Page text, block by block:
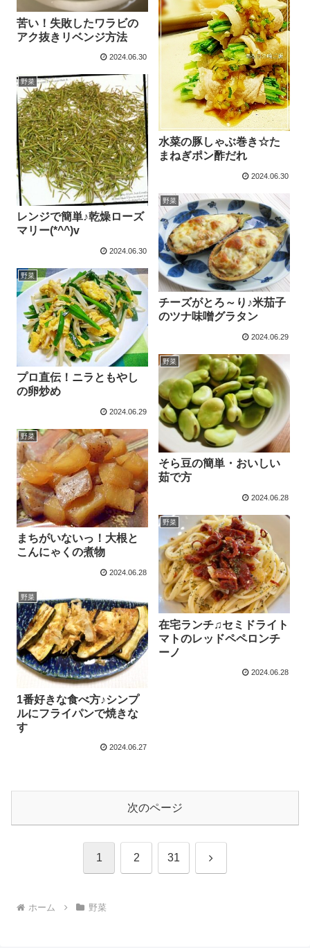
苦い！失敗したワラビの
アク抜きリベンジ方法
2024.06.30
水菜の豚しゃぶ巻き☆た
まねぎポン酢だれ
2024.06.30
野菜
レンジで簡単♪乾燥ローズ
マリー(*^^)v
2024.06.30
野菜
チーズがとろ～り♪米茄子
のツナ味噌グラタン
2024.06.29
野菜
プロ直伝！ニラともやし
の卵炒め
2024.06.29
野菜
そら豆の簡単・おいしい
茹で方
2024.06.28
野菜
まちがいないっ！大根と
こんにゃくの煮物
2024.06.28
野菜
在宅ランチ♫セミドライト
マトのレッドペペロンチ
ーノ
2024.06.28
野菜
1番好きな食べ方♪シンプ
ルにフライパンで焼きな
す
2024.06.27
次のページ
1 2 31 次
ホーム 野菜